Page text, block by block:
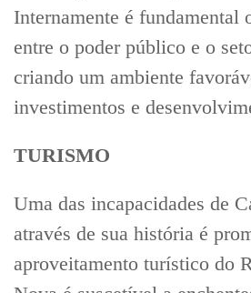
Internamente é fundamental
entre o poder público e o
criando um ambiente
investimentos e
TURISMO
Uma das incapacidades de
através de sua história é
aproveitamento turístico do